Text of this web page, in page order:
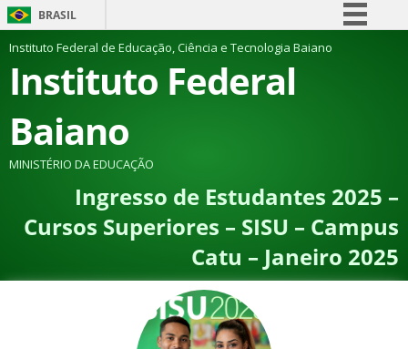
BRASIL
Simplifique!
Comunica BR
Canais
Instituto Federal de Educação, Ciência e Tecnologia Baiano
Instituto Federal
Baiano
MINISTÉRIO DA EDUCAÇÃO
Ingresso de Estudantes 2025 –
Cursos Superiores – SISU – Campus
Catu – Janeiro 2025